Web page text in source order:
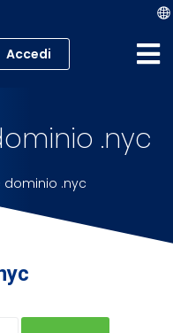
Accedi
.nyc
dominio .nyc